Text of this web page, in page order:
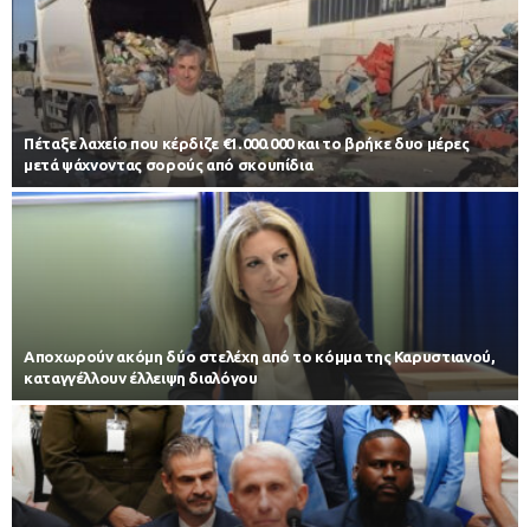
Πέταξε λαχείο που κέρδιζε €1.000.000 και το βρήκε δυο μέρες
μετά ψάχνοντας σορούς από σκουπίδια
Αποχωρούν ακόμη δύο στελέχη από το κόμμα της Καρυστιανού,
καταγγέλλουν έλλειψη διαλόγου